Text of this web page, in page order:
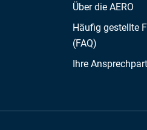
Über die AERO
Häufig gestellte
(FAQ)
Ihre